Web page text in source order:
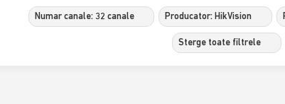
Numar canale: 32 canale Producator: HikVision
Sterge toate filtrele